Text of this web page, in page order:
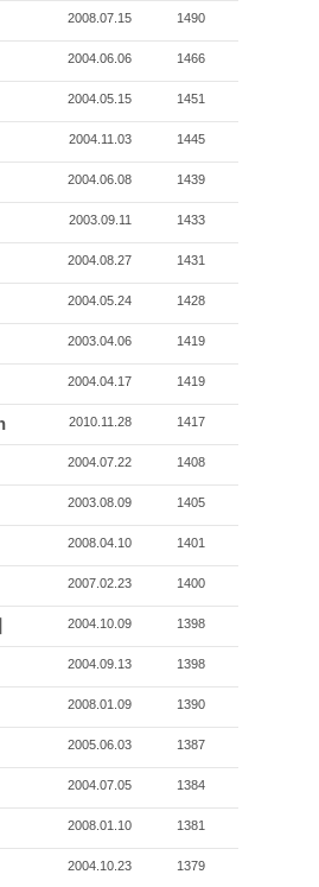
2008.07.15 1490
2004.06.06 1466
2004.05.15 1451
2004.11.03 1445
2004.06.08 1439
2003.09.11 1433
2004.08.27 1431
2004.05.24 1428
2003.04.06 1419
2004.04.17 1419
2010.11.28 1417
2004.07.22 1408
2003.08.09 1405
2008.04.10 1401
2007.02.23 1400
2004.10.09 1398
2004.09.13 1398
2008.01.09 1390
2005.06.03 1387
2004.07.05 1384
2008.01.10 1381
2004.10.23 1379